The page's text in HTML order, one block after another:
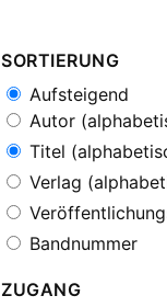
SORTIERUNG
Aufsteigend
Autor
Titel
Verlag
Bandnummer
ZUGANG